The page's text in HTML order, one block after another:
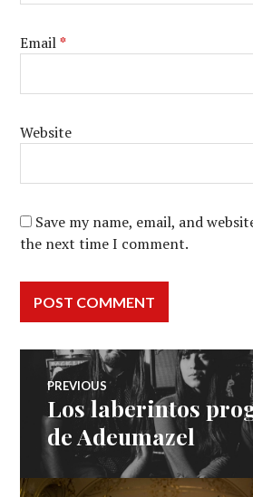
Email*
Website
Save my name, email, and
the next time I comment.
Post
navigation
PREVIOUS
Previous
post:
Los laberintos
de Adeumazel